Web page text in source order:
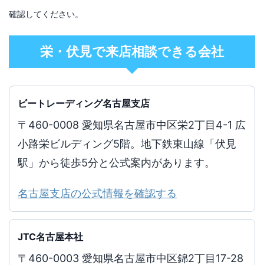
確認してください。
栄・伏見で来店相談できる会社
ビートレーディング名古屋支店
〒460-0008 愛知県名古屋市中区栄2丁目4-1 広
小路栄ビルディング5階。地下鉄東山線「伏見
駅」から徒歩5分と公式案内があります。
名古屋支店の公式情報を確認する
JTC名古屋本社
〒460-0003 愛知県名古屋市中区錦2丁目17-28